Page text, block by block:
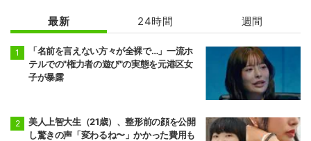
最新 24時間 週間
「名前を言えない方々が全裸で…」一流ホ
テルでの"権力者の遊び"の実態を元港区女
子が暴露
美人上智大生（21歳）、整形前の顔を公開
し驚きの声「変わるね〜」かかった費用も